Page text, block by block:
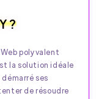
?
polyvalent
la solution idéale
ses
de résoudre